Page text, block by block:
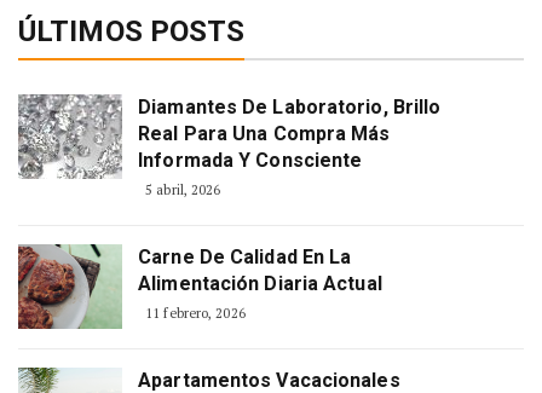
ÚLTIMOS POSTS
Diamantes De Laboratorio, Brillo
Real Para Una Compra Más
Informada Y Consciente
5 abril, 2026
Carne De Calidad En La
Alimentación Diaria Actual
11 febrero, 2026
Apartamentos Vacacionales